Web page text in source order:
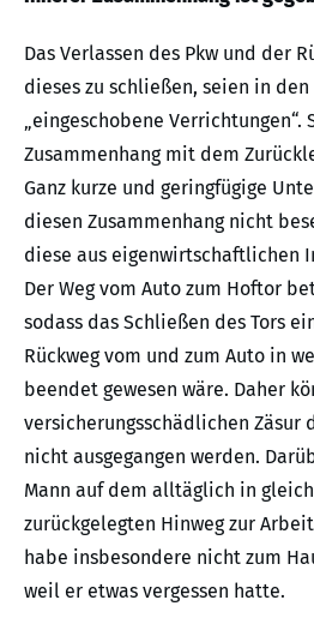
Das Verlassen des Pkw und der
dieses zu schließen, seien in
„eingeschobene
Zusammenhang mit dem
Ganz kurze und geringfügige
diesen Zusammenhang nicht
diese aus eigenwirtschaftlichen
Der Weg vom Auto zum Hoftor
sodass das Schließen des Tors
Rückweg vom und zum Auto in
beendet gewesen wäre. Daher
versicherungsschädlichen Zäsur
nicht ausgegangen werden.
Mann auf dem alltäglich in
zurückgelegten Hinweg zur
habe insbesondere nicht zum
weil er etwas vergessen hatte.